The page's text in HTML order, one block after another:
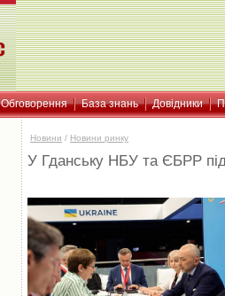
Обговорення База знань Довідники
Новини / Новини ринку
У Гданську НБУ та ЄБРР